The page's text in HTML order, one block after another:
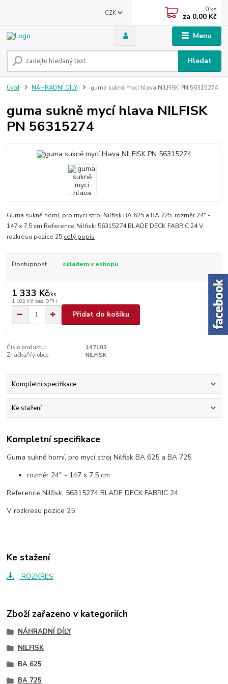
Menu
CZK
Hledat
0 ks
za 0,00 Kč
Úvod NÁHRADNÍ DÍLY guma sukně mycí hlava NILFISK PN 56315274
guma sukně mycí hlava NILFISK
PN 56315274
Guma sukně horní, pro mycí stroj Nilfisk BA 625 a BA 725. rozměr 24" -
147 x 7,5 cm Reference Nilfisk: 56315274 BLADE DECK FABRIC 24 V
rozkresu pozice 25 celý popis
Dostupnost skladem v eshopu
1 333 Kč/ks
1 102 Kč bez DPH
Přidat do košíku
Číslo produktu:
147103
Značka/Výrobce:
NILFISK
Kompletní specifikace
Ke stažení
Kompletní specifikace
Guma sukně horní, pro mycí stroj Nilfisk BA 625 a BA 725.
rozměr 24" - 147 x 7,5 cm
Reference Nilfisk: 56315274 BLADE DECK FABRIC 24
V rozkresu pozice 25
Ke stažení
ROZKRES
Zboží zařazeno v kategoriích
NÁHRADNÍ DÍLY
NILFISK
BA 625
BA 725